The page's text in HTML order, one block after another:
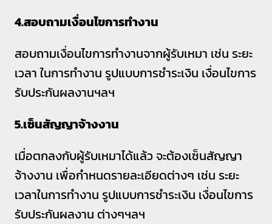
4.สอบถามเงื่อนไขการทำงาน
สอบถามเงื่อนไขการทำงานจากผู้รับเหมา เช่น ระยะ
เวลา ในการทำงาน รูปแบบการชำระเงิน เงื่อนไขการ
รับประกันผลงานฯลฯ
5.เซ็นสัญญาจ้างงาน
เมื่อตกลงกับผู้รับเหมาได้แล้ว จะต้องเซ็นสัญญา
จ้างงาน เพื่อกำหนดรายละเอียดต่างๆ เช่น ระยะ
เวลาในการทำงาน รูปแบบการชำระเงิน เงื่อนไขการ
รับประกันผลงาน ต่างๆฯลฯ